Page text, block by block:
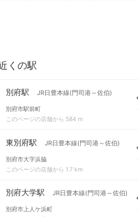
くの駅
別府駅 JR日豊本線(門司港～佐伯)
別府市駅前町
このページの店舗から 584 m
東別府駅 JR日豊本線(門司港～佐伯)
別府市大字浜脇
このページの店舗から 1.7 km
別府大学駅 JR日豊本線(門司港～佐伯)
別府市上人ケ浜町